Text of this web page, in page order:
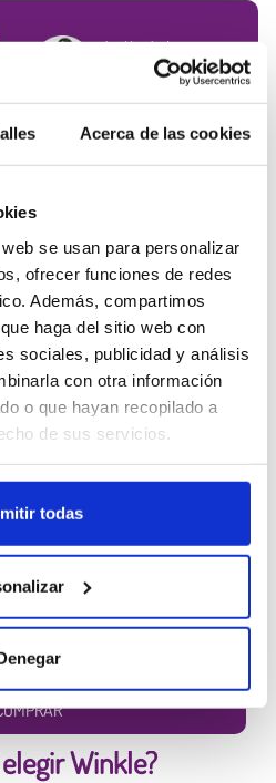
Acerca de las cookies
se usan para personalizar
ofrecer funciones de redes
Además, compartimos
haga del sitio web con
sociales, publicidad y análisis
con otra información
o que hayan recopilado a
de sus servicios.
todas
amplio de colores, que permite adaptar la
clásicos comoBlanco Glaciar, Negro
Azul Pacífico
son habituales en
La gama
Fluorescente
para
y garantizadiámetro constante,
de atascos, lo que facilita la
Ana Manchado
Key Account Manager
(+34) 666 31 83 92
de
Recursos 3D
compraron
Winkle?